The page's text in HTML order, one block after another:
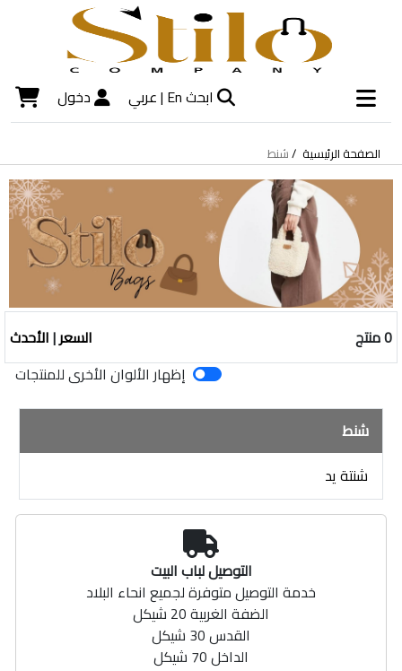
ابحثEn | عربي دخول
الصفحة الرئيسية شنط
0 منتج السعر|الأحدث
إظهار الألوان الأخرى للمنتجات
شنط
شنتة يد
التوصيل لباب البيت
خدمة التوصيل متوفرة لجميع انحاء البلاد
الضفة الغربية 20 شيكل
القدس 30 شيكل
الداخل 70 شيكل